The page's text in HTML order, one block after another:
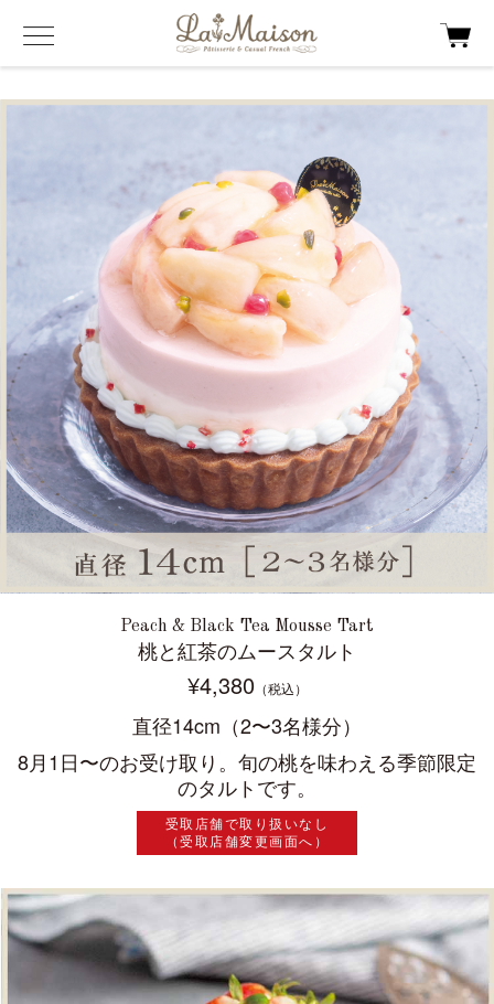
Peach & Black Tea Mousse Tart
桃と紅茶のムースタルト
¥4,380 （税込）
直径14cm（2〜3名様分）
8月1日〜のお受け取り。旬の桃を味わえる季節限定
のタルトです。
受取店舗で取り扱いなし
（受取店舗変更画面へ）